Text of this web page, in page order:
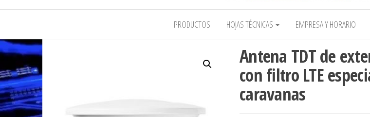
COMPEL Electrónica
PRODUCTOS HOJAS TÉCNICAS EMPRESA Y HORARIO
Antena TDT de
con filtro LTE
caravanas